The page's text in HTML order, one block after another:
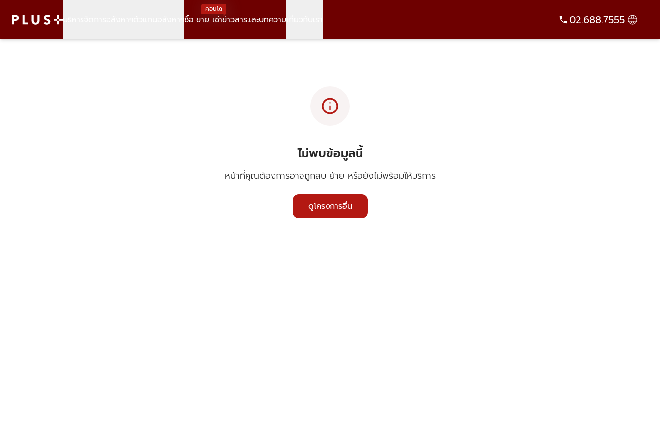
คอนโด
ซื้อ ขาย เช่าข่าวสารและบทความ 02.688.7555
info
ไม่พบข้อมูลนี้
หน้าที่คุณต้องการอาจถูกลบ ย้าย หรือยังไม่พร้อมให้บริการ
ดูโครงการอื่น